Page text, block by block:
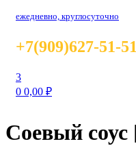
ежедневно, круглосуточно
+7(909)627-51-51
3
0 0,00 ₽
Соевый соус